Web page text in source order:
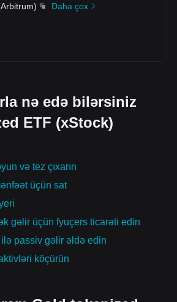
Arbitrum)
Daha çox
nə edə bilərsiniz
ETF (xStock)
və tez çıxarın
üçün sat
gəlir üçün fyuçers ticarəti edin
passiv gəlir əldə edin
köçürün